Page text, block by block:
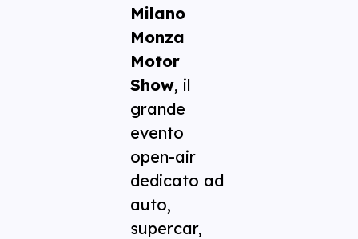
Milano
Monza
Motor
Show, il
grande
evento
open-air
dedicato ad
auto,
supercar,